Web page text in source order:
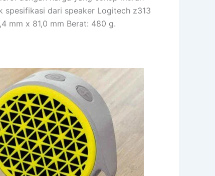
spesifikasi dari speaker Logitech z313
mm x 81,0 mm Berat: 480 g.